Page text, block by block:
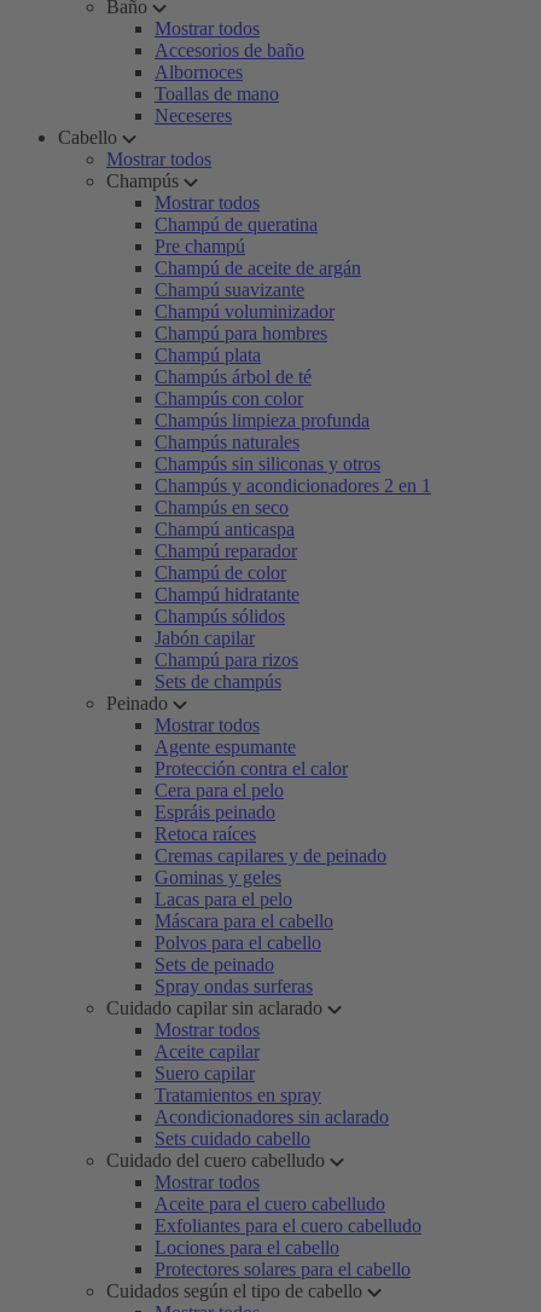
Baño
Mostrar todos
Accesorios de baño
Albornoces
Toallas de mano
Neceseres
Cabello
Mostrar todos
Champús
Mostrar todos
Champú de queratina
Pre champú
Champú de aceite de argán
Champú suavizante
Champú voluminizador
Champú para hombres
Champú plata
Champús árbol de té
Champús con color
Champús limpieza profunda
Champús naturales
Champús sin siliconas y otros
Champús y acondicionadores 2 en 1
Champús en seco
Champú anticaspa
Champú reparador
Champú de color
Champú hidratante
Champús sólidos
Jabón capilar
Champú para rizos
Sets de champús
Peinado
Mostrar todos
Agente espumante
Protección contra el calor
Cera para el pelo
Espráis peinado
Retoca raíces
Cremas capilares y de peinado
Gominas y geles
Lacas para el pelo
Máscara para el cabello
Polvos para el cabello
Sets de peinado
Spray ondas surferas
Cuidado capilar sin aclarado
Mostrar todos
Aceite capilar
Suero capilar
Tratamientos en spray
Acondicionadores sin aclarado
Sets cuidado cabello
Cuidado del cuero cabelludo
Mostrar todos
Aceite para el cuero cabelludo
Exfoliantes para el cuero cabelludo
Lociones para el cabello
Protectores solares para el cabello
Cuidados según el tipo de cabello